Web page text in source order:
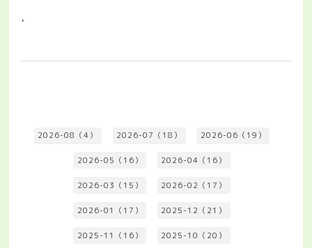
.
2026-08（4） 2026-07（18） 2026-06（19）
2026-05（16） 2026-04（16）
2026-03（15） 2026-02（17）
2026-01（17） 2025-12（21）
2025-11（16） 2025-10（20）